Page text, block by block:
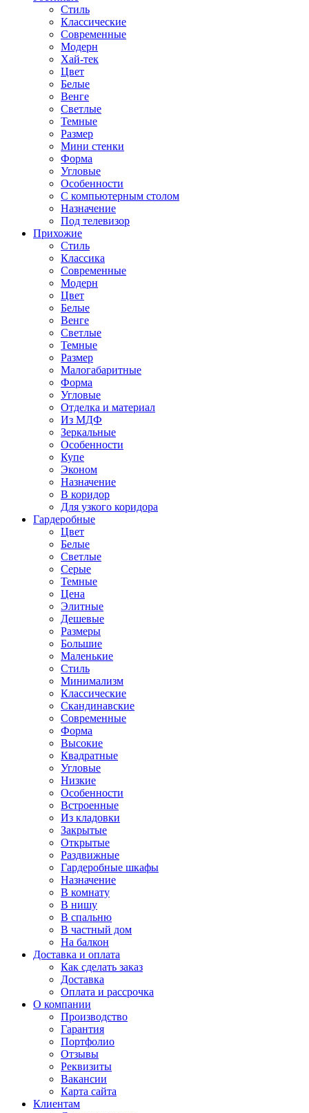
Стиль
Классические
Современные
Модерн
Хай-тек
Цвет
Белые
Венге
Светлые
Темные
Размер
Мини стенки
Форма
Угловые
Особенности
С компьютерным столом
Назначение
Под телевизор
Прихожие
Стиль
Классика
Современные
Модерн
Цвет
Белые
Венге
Светлые
Темные
Размер
Малогабаритные
Форма
Угловые
Отделка и материал
Из МДФ
Зеркальные
Особенности
Купе
Эконом
Назначение
В коридор
Для узкого коридора
Гардеробные
Цвет
Белые
Светлые
Серые
Темные
Цена
Элитные
Дешевые
Размеры
Большие
Маленькие
Стиль
Минимализм
Классические
Скандинавские
Современные
Форма
Высокие
Квадратные
Угловые
Низкие
Особенности
Встроенные
Из кладовки
Закрытые
Открытые
Раздвижные
Гардеробные шкафы
Назначение
В комнату
В нишу
В спальню
В частный дом
На балкон
Доставка и оплата
Как сделать заказ
Доставка
Оплата и рассрочка
О компании
Производство
Гарантия
Портфолио
Отзывы
Реквизиты
Вакансии
Карта сайта
Клиентам